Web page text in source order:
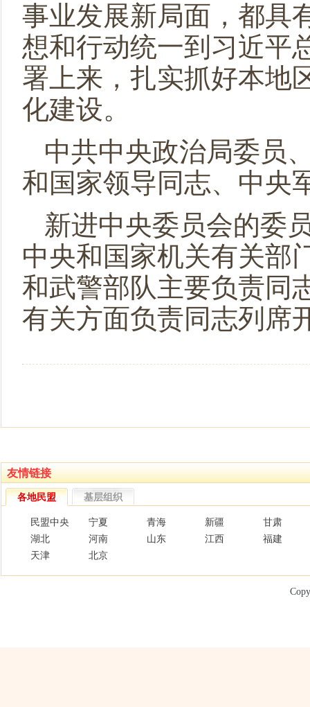
事业发展新局面，都具
想和行动统一到习近平
署上来，扎实抓好本地
化建设。
中共中央政治局委员
和国家领导同志、中央
新进中央委员会的委
中央和国家机关有关部
和武警部队主要负责同
有关方面负责同志列席
友情链接
各地民盟 基层组织
民盟中央 宁夏 青海 新疆
甘肃
湖北
河南 山东 江西
福建
天津
北京